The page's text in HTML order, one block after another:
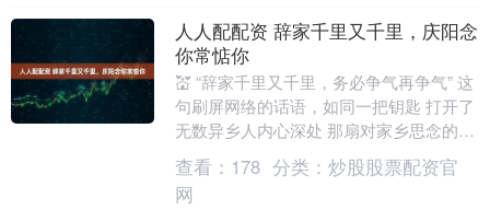
人人配配资 辞家千里又千里，庆阳念
你常惦你
💒 “辞家千里又千里，务必争气再争气” 这
句刷屏网络的话语，如同一把钥匙 打开了
无数异乡人内心深处 那扇对家乡思念的门
在外拼搏的日子 总有太多瞬间想起家乡
想....
查看： 178 分类： 炒股股票配资官
网